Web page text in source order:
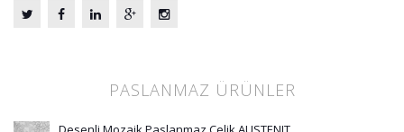
PASLANMAZ ÜRÜNLER